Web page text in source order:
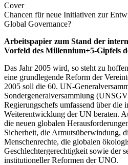
Cover
Chancen für neue Initiativen zur
Global Governance?
Arbeitspapier zum Stand der
Vorfeld des Millennium+5-Gipfels
Das Jahr 2005 wird, so steht zu
eine grundlegende Reform der
2005 soll die 60. UN-
Sondergeneralversammlung
Regierungschefs umfassend über
Weiterentwicklung der UN beraten.
die neuen globalen
Sicherheit, die Armutsüberwindung,
Menschenrechte, die globalen
Geschlechtergerechtigkeit sowie der
institutioneller Reformen der UNO.